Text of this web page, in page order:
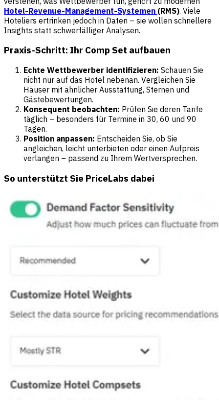
Hotel-Revenue-Management-Systemen (RMS). Viele
Hoteliers ertrinken jedoch in Daten – sie wollen schnellere
Insights statt schwerfälliger Analysen.
Praxis-Schritt: Ihr Comp Set aufbauen
Echte Wettbewerber identifizieren: Schauen Sie
nicht nur auf das Hotel nebenan. Vergleichen Sie
Häuser mit ähnlicher Ausstattung, Sternen und
Gästebewertungen.
Konsequent beobachten: Prüfen Sie deren Tarife
täglich – besonders für Termine in 30, 60 und 90
Tagen.
Position anpassen: Entscheiden Sie, ob Sie
angleichen, leicht unterbieten oder einen Aufpreis
verlangen – passend zu Ihrem Wertversprechen.
So unterstützt Sie PriceLabs dabei